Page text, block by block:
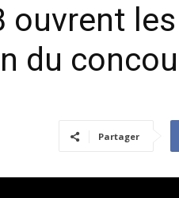
ouvrent
du
Partager